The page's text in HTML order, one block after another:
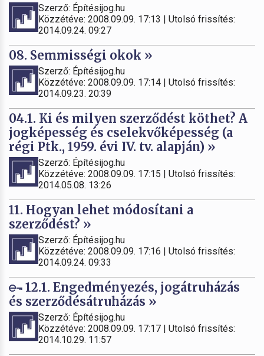
Szerző: Építésijog.hu
Közzétéve: 2008.09.09. 17:13 | Utolsó frissítés:
2014.09.24. 09:27
08. Semmisségi okok »
Szerző: Építésijog.hu
Közzétéve: 2008.09.09. 17:14 | Utolsó frissítés:
2014.09.23. 20:39
04.1. Ki és milyen szerződést köthet? A
jogképesség és cselekvőképesség (a
régi Ptk., 1959. évi IV. tv. alapján) »
Szerző: Építésijog.hu
Közzétéve: 2008.09.09. 17:15 | Utolsó frissítés:
2014.05.08. 13:26
11. Hogyan lehet módosítani a
szerződést? »
Szerző: Építésijog.hu
Közzétéve: 2008.09.09. 17:16 | Utolsó frissítés:
2014.09.24. 09:33
12.1. Engedményezés, jogátruházás
és szerződésátruházás »
Szerző: Építésijog.hu
Közzétéve: 2008.09.09. 17:17 | Utolsó frissítés:
2014.10.29. 11:57